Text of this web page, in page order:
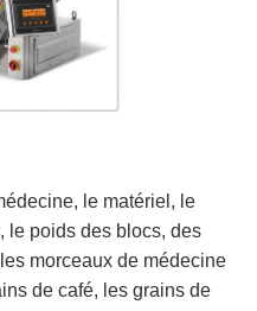
le matériel, le
le poids des blocs, des
morceaux de médecine
de café, les grains de